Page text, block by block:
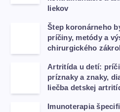
liekov
Štep koronárneho
príčiny, metódy a
chirurgického
Artritída u detí:
príznaky a znaky,
liečba detskej
Imunoterapia